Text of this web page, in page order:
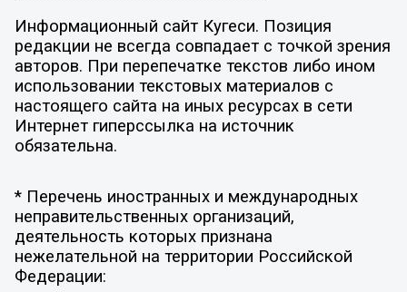
Информационный сайт Кугеси. Позиция
редакции не всегда совпадает с точкой зрения
авторов. При перепечатке текстов либо ином
использовании текстовых материалов с
настоящего сайта на иных ресурсах в сети
Интернет гиперссылка на источник
обязательна.
* Перечень иностранных и международных
неправительственных организаций,
деятельность которых признана
нежелательной на территории Российской
Федерации: